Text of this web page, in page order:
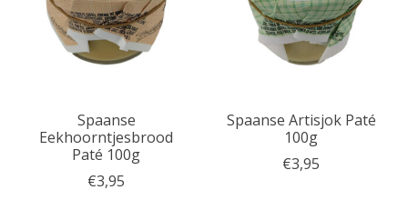
Spaanse
Eekhoorntjesbrood
Paté 100g
€3,95
Spaanse Artisjok Paté
100g
€3,95